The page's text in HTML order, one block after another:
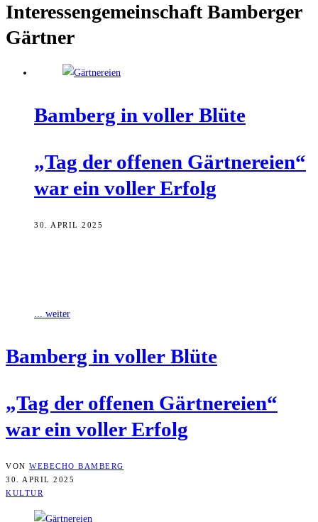
Interessengemeinschaft Bamberger
Gärtner
Bam­berg in vol­ler Blüte
„Tag der offe­nen Gärt­ne­rei­en“
war ein vol­ler Erfolg
30. APRIL 2025
... weiter
Bam­berg in vol­ler Blüte
„Tag der offe­nen Gärt­ne­rei­en“
war ein vol­ler Erfolg
VON WEBECHO BAMBERG
30. APRIL 2025
KULTUR